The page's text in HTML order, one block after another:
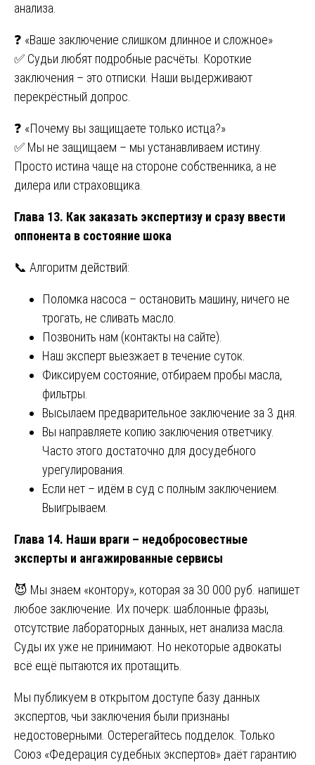
анализа.
❓ «Ваше заключение слишком длинное и сложное»
✅ Судьи любят подробные расчёты. Короткие
заключения – это отписки. Наши выдерживают
перекрёстный допрос.
❓ «Почему вы защищаете только истца?»
✅ Мы не защищаем – мы устанавливаем истину.
Просто истина чаще на стороне собственника, а не
дилера или страховщика.
Глава 13. Как заказать экспертизу и сразу ввести
оппонента в состояние шока
📞 Алгоритм действий:
Поломка насоса – остановить машину, ничего не
трогать, не сливать масло.
Позвонить нам (контакты на сайте).
Наш эксперт выезжает в течение суток.
Фиксируем состояние, отбираем пробы масла,
фильтры.
Высылаем предварительное заключение за 3 дня.
Вы направляете копию заключения ответчику.
Часто этого достаточно для досудебного
урегулирования.
Если нет – идём в суд с полным заключением.
Выигрываем.
Глава 14. Наши враги – недобросовестные
эксперты и ангажированные сервисы
😈 Мы знаем «контору», которая за 30 000 руб. напишет
любое заключение. Их почерк: шаблонные фразы,
отсутствие лабораторных данных, нет анализа масла.
Суды их уже не принимают. Но некоторые адвокаты
всё ещё пытаются их протащить.
Мы публикуем в открытом доступе базу данных
экспертов, чьи заключения были признаны
недостоверными. Остерегайтесь подделок. Только
Союз «Федерация судебных экспертов» даёт гарантию